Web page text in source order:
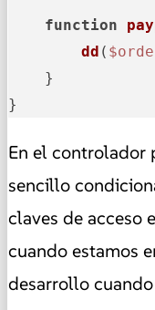
function
dd (
}
}
En el controlador
sencillo
claves de acceso
cuando estamos
desarrollo